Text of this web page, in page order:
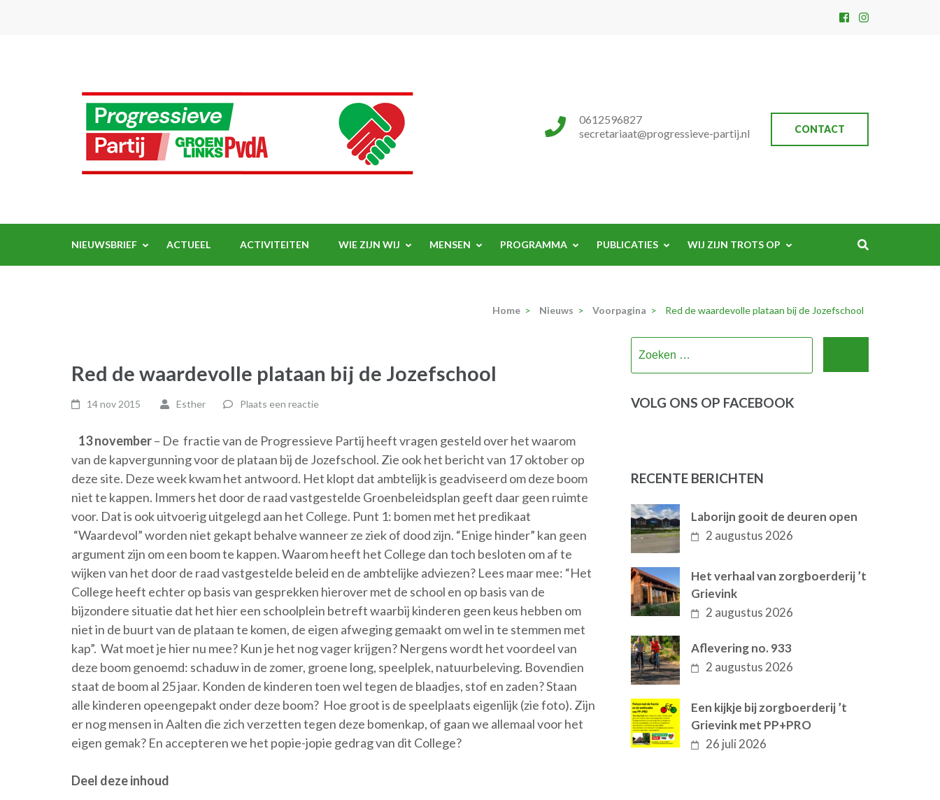
CONTACT
0612596827
secretariaat@progressieve-partij.nl
NIEUWSBRIEF ACTUEEL ACTIVITEITEN WIE ZIJN WIJ MENSEN PROGRAMMA PUBLICATIES WIJ ZIJN TROTS OP
Home > Nieuws > Voorpagina > Red de waardevolle plataan bij de Jozefschool
Red de waardevolle plataan bij de Jozefschool
14 nov 2015 Esther Plaats een reactie
13 november– De fractie van de Progressieve Partij heeft vragen gesteld over het waarom
van de kapvergunning voor de plataan bij de Jozefschool. Zie ook het bericht van 17 oktober op
deze site. Deze week kwam het antwoord. Het klopt dat ambtelijk is geadviseerd om deze boom
niet te kappen. Immers het door de raad vastgestelde Groenbeleidsplan geeft daar geen ruimte
voor. Dat is ook uitvoerig uitgelegd aan het College. Punt 1: bomen met het predikaat
“Waardevol” worden niet gekapt behalve wanneer ze ziek of dood zijn. “Enige hinder” kan geen
argument zijn om een boom te kappen. Waarom heeft het College dan toch besloten om af te
wijken van het door de raad vastgestelde beleid en de ambtelijke adviezen? Lees maar mee: “Het
College heeft echter op basis van gesprekken hierover met de school en op basis van de
bijzondere situatie dat het hier een schoolplein betreft waarbij kinderen geen keus hebben om
niet in de buurt van de plataan te komen, de eigen afweging gemaakt om wel in te stemmen met
kap”. Wat moet je hier nu mee? Kun je het nog vager krijgen? Nergens wordt het voordeel van
deze boom genoemd: schaduw in de zomer, groene long, speelplek, natuurbeleving. Bovendien
staat de boom al 25 jaar. Konden de kinderen toen wel tegen de blaadjes, stof en zaden? Staan
alle kinderen opeengepakt onder deze boom? Hoe groot is de speelplaats eigenlijk (zie foto). Zijn
er nog mensen in Aalten die zich verzetten tegen deze bomenkap, of gaan we allemaal voor het
eigen gemak? En accepteren we het popie-jopie gedrag van dit College?
Deel deze inhoud
VOLG ONS OP FACEBOOK
RECENTE BERICHTEN
Laborijn gooit de deuren open
2 augustus 2026
Het verhaal van zorgboerderij ’t
Grievink
2 augustus 2026
Aflevering no. 933
2 augustus 2026
Een kijkje bij zorgboerderij ’t
Grievink met PP+PRO
26 juli 2026